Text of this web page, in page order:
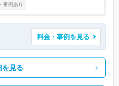
事例あり
料金・事例を見る
を見る